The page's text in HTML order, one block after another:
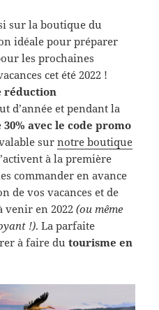
sur la boutique du
idéale pour préparer
les prochaines
cet été 2022 !
réduction
d’année et pendant la
30% avec le code promo
surnotre boutique
à la première
commander en avance
de vos vacances et de
venir en 2022 (ou même
!). La parfaite
à faire dutourisme en